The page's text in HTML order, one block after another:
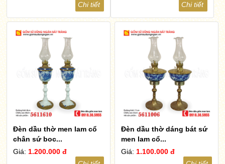
Chi tiết
Chi tiết
Đèn dầu thờ men lam cổ
chân sứ bọc...
Giá: 1.200.000 đ
Đèn dầu thờ dáng bát sứ
men lam cổ...
Giá: 1.100.000 đ